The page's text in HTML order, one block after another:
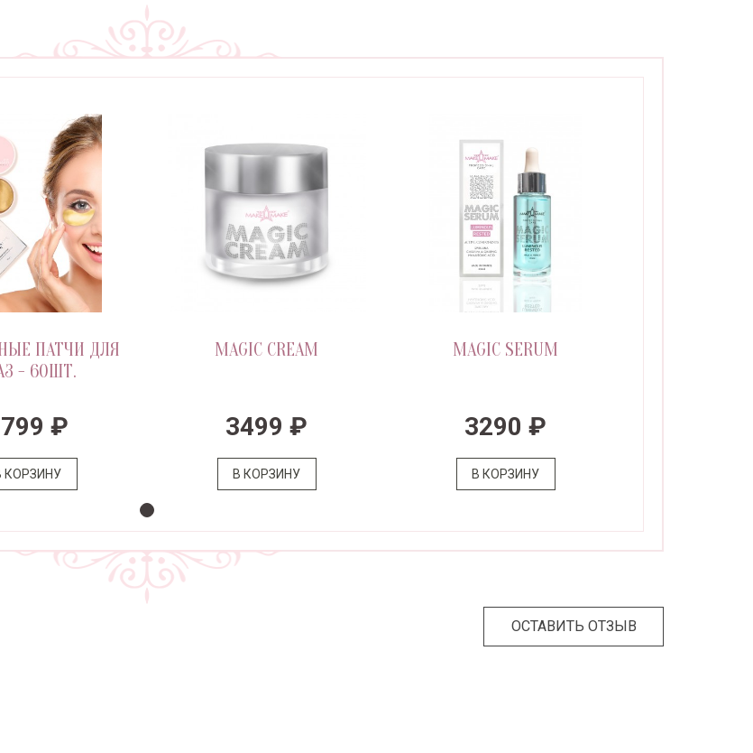
ПАТЧИ ДЛЯ
- 60ШТ.
₽
КОРЗИНУ
MAGIC CREAM
3499 ₽
В КОРЗИНУ
MAGIC SERUM
3290 ₽
В КОРЗИНУ
ОСТАВИТЬ ОТЗЫВ